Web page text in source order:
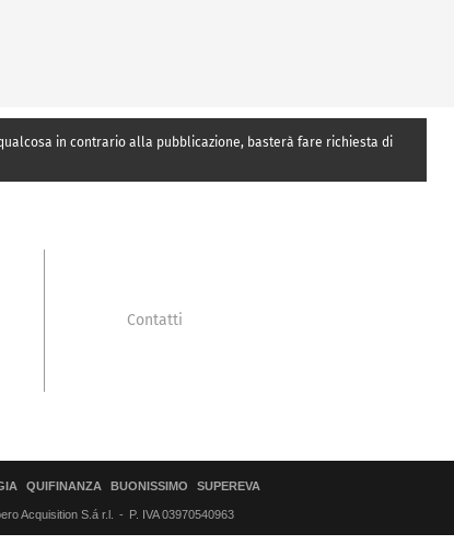
in contrario alla pubblicazione, basterà fare richiesta di
Contatti
QUIFINANZA BUONISSIMO SUPEREVA
Acquisition S.á r.l. P. IVA 03970540963